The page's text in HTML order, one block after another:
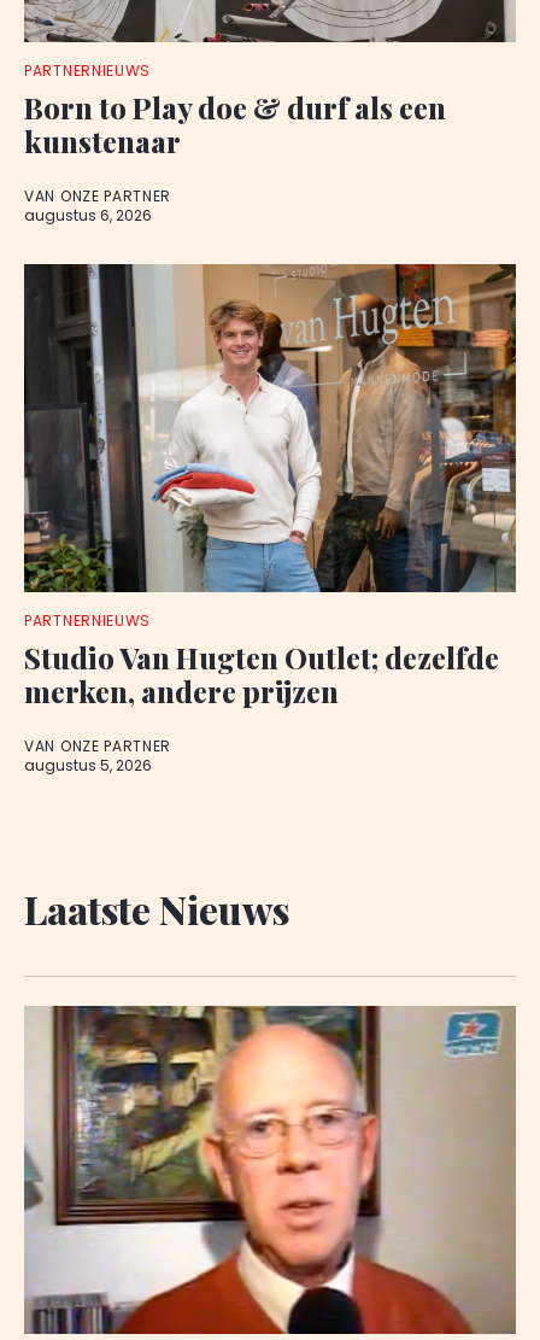
PARTNERNIEUWS
Born to Play doe & durf als een
kunstenaar
VAN ONZE PARTNER
augustus 6, 2026
PARTNERNIEUWS
Studio Van Hugten Outlet; dezelfde
merken, andere prijzen
VAN ONZE PARTNER
augustus 5, 2026
Laatste Nieuws